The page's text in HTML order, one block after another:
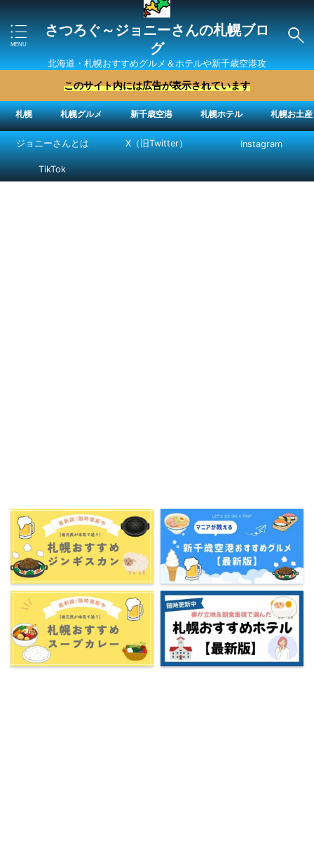
さつろぐ～ジョニーさんの札幌ブロ
グ
北海道・札幌おすすめグルメ＆ホテルや新千歳空港攻
略法を紹介 ″ジョニーさん“で検索
このサイト内には広告が表示されています
札幌 札幌グルメ 新千歳空港 札幌ホテル 札幌お土産
ジョニーさんとは X（旧Twitter） Instagram
TikTok